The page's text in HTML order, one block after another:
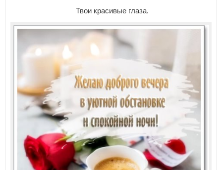
Твои красивые глаза.